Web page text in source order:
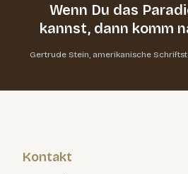
Wenn Du das
kannst,dann komm
Gertrude Stein, amerikanische
Kontakt